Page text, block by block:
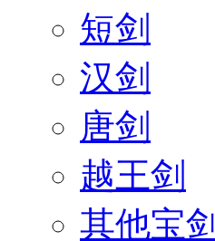
短剑
汉剑
唐剑
越王剑
其他宝剑